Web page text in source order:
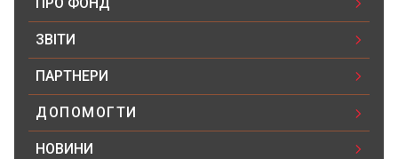
28.12.2025 12:52
Фелікс Модельський
19.12.2025 13:24
20700₴
ПРО ФОНД
ЗВІТИ
ПАРТНЕРИ
ДОПОМОГТИ
НОВИНИ